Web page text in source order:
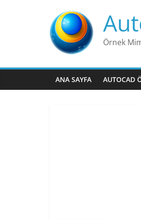
Örnek
ANA SAYFA AUTOCAD